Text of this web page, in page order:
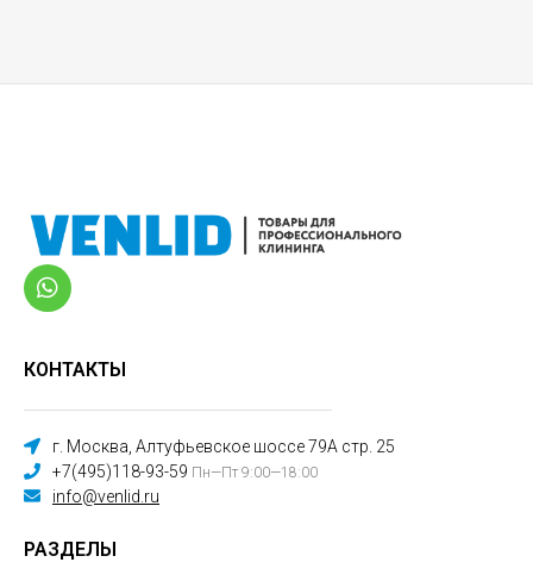
КОНТАКТЫ
г. Москва, Алтуфьевское шоссе 79А стр. 25
+7(495)118-93-59 Пн—Пт 9:00—18:00
info@venlid.ru
РАЗДЕЛЫ